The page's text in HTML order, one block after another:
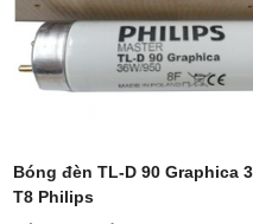
Bóng đèn TL-D 90 Graphica
T8 Philips